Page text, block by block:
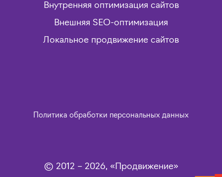
Внутренняя оптимизация сайтов
Внешняя SEO-оптимизация
Локальное продвижение сайтов
Политика обработки персональных данных
© 2012 – 2026, «Продвижение»